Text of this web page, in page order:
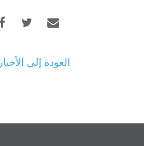
العودة إلى الأخبار